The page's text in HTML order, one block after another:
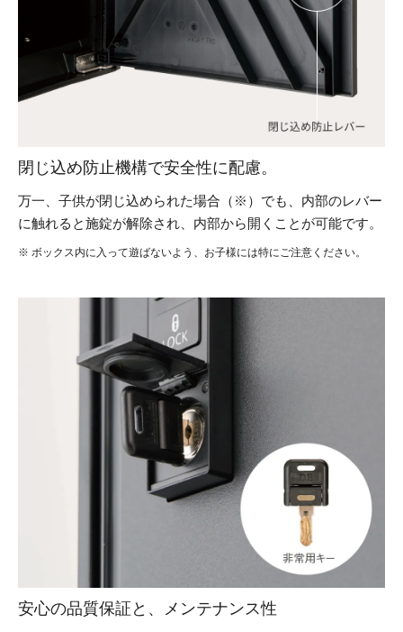
閉じ込め防止機構で安全性に配慮。
万一、子供が閉じ込められた場合（※）でも、内部のレバー
に触れると施錠が解除され、内部から開くことが可能です。
※ ボックス内に入って遊ばないよう、お子様には特にご注意ください。
安心の品質保証と、メンテナンス性